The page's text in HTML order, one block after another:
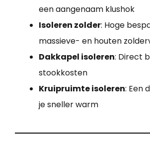
een aangenaam klushok
Isoleren zolder: Hoge
massieve- en houten
Dakkapel isoleren: Direct
stookkosten
Kruipruimte isoleren: Een
je sneller warm